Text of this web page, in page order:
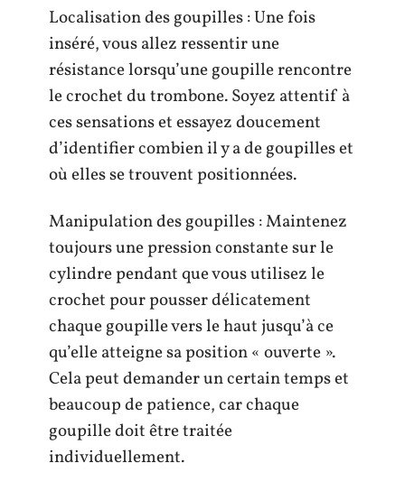
Localisation des goupilles : Une fois
inséré, vous allez ressentir une
résistance lorsqu’une goupille rencontre
le crochet du trombone. Soyez attentif à
ces sensations et essayez doucement
d’identifier combien il y a de goupilles et
où elles se trouvent positionnées.
Manipulation des goupilles : Maintenez
toujours une pression constante sur le
cylindre pendant que vous utilisez le
crochet pour pousser délicatement
chaque goupille vers le haut jusqu’à ce
qu’elle atteigne sa position « ouverte ».
Cela peut demander un certain temps et
beaucoup de patience, car chaque
goupille doit être traitée
individuellement.